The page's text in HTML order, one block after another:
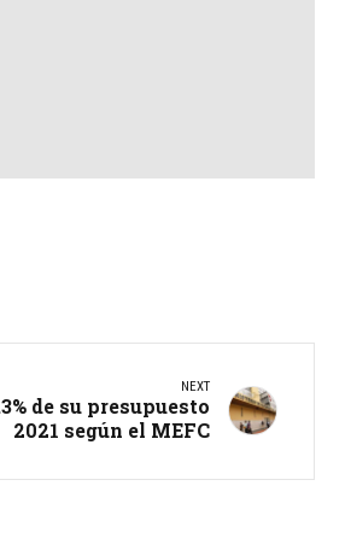
NEXT
de su presupuesto
2021 según el MEFC